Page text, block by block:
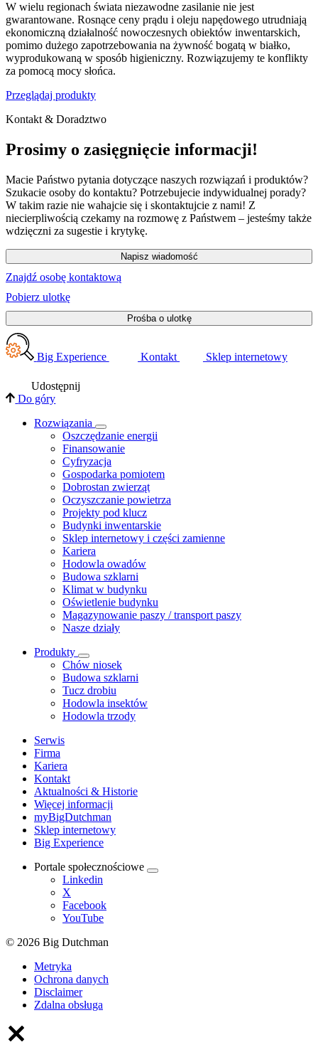
W wielu regionach świata niezawodne zasilanie nie jest
gwarantowane. Rosnące ceny prądu i oleju napędowego utrudniają
ekonomiczną działalność nowoczesnych obiektów inwentarskich,
pomimo dużego zapotrzebowania na żywność bogatą w białko,
wyprodukowaną w sposób higieniczny. Rozwiązujemy te konflikty
za pomocą mocy słońca.
Przeglądaj produkty
Kontakt & Doradztwo
Prosimy o zasięgnięcie informacji!
Macie Państwo pytania dotyczące naszych rozwiązań i produktów?
Szukacie osoby do kontaktu? Potrzebujecie indywidualnej porady?
W takim razie nie wahajcie się i skontaktujcie z nami! Z
niecierpliwością czekamy na rozmowę z Państwem – jesteśmy także
wdzięczni za sugestie i krytykę.
Napisz wiadomość
Znajdź osobę kontaktową
Pobierz ulotkę
Prośba o ulotkę
Big Experience Kontakt Sklep internetowy
Udostępnij
Do góry
Rozwiązania
​Oszczędzanie energii
Finansowanie
Cyfryzacja
Gospodarka pomiotem
Dobrostan zwierząt
Oczyszczanie powietrza
Projekty pod klucz
Budynki inwentarskie
Sklep internetowy i części zamienne
Kariera
Hodowla owadów
Budowa szklarni
Klimat w budynku
Oświetlenie budynku
Magazynowanie paszy / transport paszy
Nasze działy
Produkty
Chów niosek
Budowa szklarni
Tucz drobiu
Hodowla insektów
Hodowla trzody
Serwis
Firma
Kariera
Kontakt
Aktualności & Historie
Więcej informacji
myBigDutchman
Sklep internetowy
Big Experience
Portale społecznościowe
Linkedin
X
Facebook
YouTube
© 2026 Big Dutchman
Metryka
Ochrona danych
Disclaimer
Zdalna obsługa